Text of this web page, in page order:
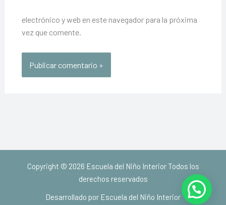
electrónico y web en este navegador para la próxima
vez que comente.
Copyright © 2026 Escuela del Niño Interior Todos los
derechos reservados
Desarrollado por Escuela del Niño Interior